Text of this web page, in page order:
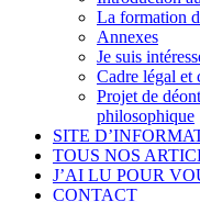
La formation
Annexes
Je suis
Cadre légal et
Projet de
philosophique
SITE
TOUS NOS
J’AI LU POUR
CONTACT